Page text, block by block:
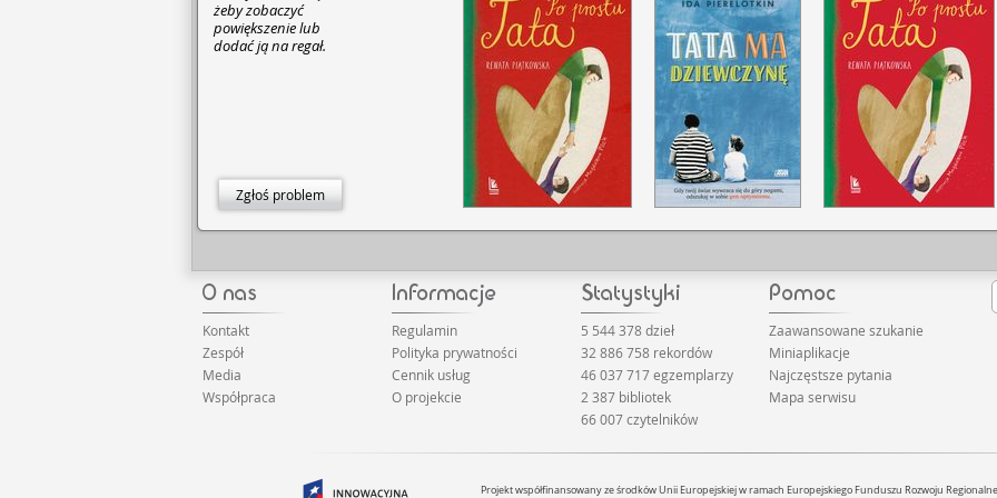
żeby zobaczyć
powiększenie lub
dodać ją na regał.
Zgłoś problem
Kontakt
Zespół
Media
Współpraca
Regulamin
Polityka prywatności
Cennik usług
O projekcie
5 544 378 dzieł
32 886 758 rekordów
46 037 717 egzemplarzy
2 387 bibliotek
66 007 czytelników
Zaawansowane szukanie
Miniaplikacje
Najczęstsze pytania
Mapa serwisu
Projekt współfinansowany ze środków Unii Europejskiej w ramach Europejskiego Funduszu Rozwoju